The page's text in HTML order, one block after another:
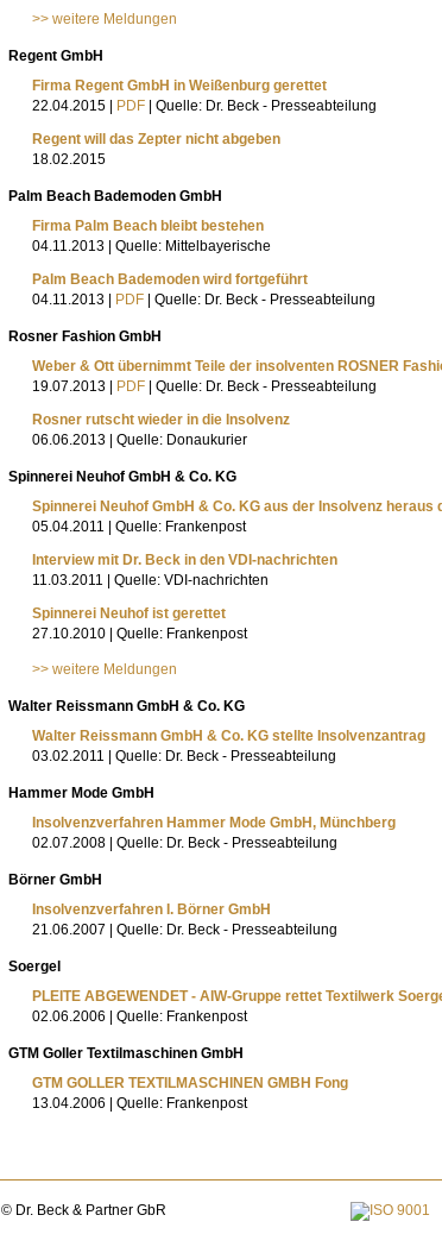
>> weitere Meldungen
Regent GmbH
Firma Regent GmbH in Weißenburg gerettet
22.04.2015 |
PDF | Quelle: Dr. Beck - Presseabteilung
Regent will das Zepter nicht abgeben
18.02.2015
Palm Beach Bademoden GmbH
Firma Palm Beach bleibt bestehen
04.11.2013 | Quelle: Mittelbayerische
Palm Beach Bademoden wird fortgeführt
04.11.2013 |
PDF | Quelle: Dr. Beck - Presseabteilung
Rosner Fashion GmbH
Weber & Ott übernimmt Teile der insolventen ROSNER
19.07.2013 |
PDF | Quelle: Dr. Beck - Presseabteilung
Rosner rutscht wieder in die Insolvenz
06.06.2013 | Quelle: Donaukurier
Spinnerei Neuhof GmbH & Co. KG
Spinnerei Neuhof GmbH & Co. KG aus der Insolvenz heraus
05.04.2011 | Quelle: Frankenpost
Interview mit Dr. Beck in den VDI-nachrichten
11.03.2011 | Quelle: VDI-nachrichten
Spinnerei Neuhof ist gerettet
27.10.2010 | Quelle: Frankenpost
>> weitere Meldungen
Walter Reissmann GmbH & Co. KG
Walter Reissmann GmbH & Co. KG stellte Insolvenzantrag
03.02.2011 | Quelle: Dr. Beck - Presseabteilung
Hammer Mode GmbH
Insolvenzverfahren Hammer Mode GmbH, Münchberg
02.07.2008 | Quelle: Dr. Beck - Presseabteilung
Börner GmbH
Insolvenzverfahren I. Börner GmbH
21.06.2007 | Quelle: Dr. Beck - Presseabteilung
Soergel
PLEITE ABGEWENDET - AIW-Gruppe rettet Textilwerk
02.06.2006 | Quelle: Frankenpost
GTM Goller Textilmaschinen GmbH
GTM GOLLER TEXTILMASCHINEN GMBH Fong
13.04.2006 | Quelle: Frankenpost
© Dr. Beck & Partner GbR